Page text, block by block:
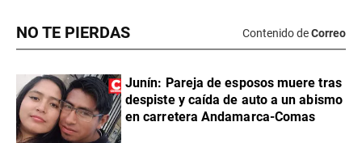
NO TE PIERDAS Contenido deCorreo
Junín: Pareja de esposos muere tras
despiste y caída de auto a un abismo
en carretera Andamarca-Comas